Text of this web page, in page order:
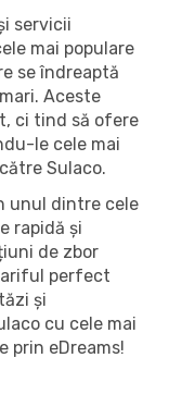
servicii
mai populare
se îndreaptă
Aceste
ci tind să ofere
le cele mai
Sulaco.
unul dintre cele
rapidă și
de zbor
perfect
și
cu cele mai
prin eDreams!